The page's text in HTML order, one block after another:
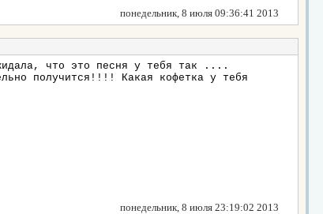
понедельник, 8 июля 09:36:41 2013
что это песня у тебя так ....
получится!!!! Какая кофетка у тебя
понедельник, 8 июля 23:19:02 2013